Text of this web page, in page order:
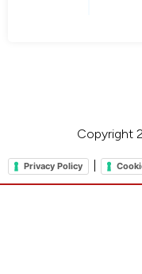
Copyright
Privacy Policy